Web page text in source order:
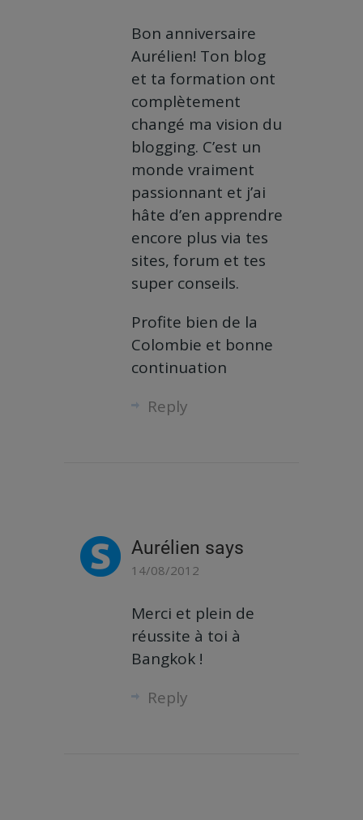
Bon anniversaire
Aurélien! Ton blog
et ta formation ont
complètement
changé ma vision du
blogging. C’est un
monde vraiment
passionnant et j’ai
hâte d’en apprendre
encore plus via tes
sites, forum et tes
super conseils.
Profite bien de la
Colombie et bonne
continuation
Reply
Aurélien says
14/08/2012
Merci et plein de
réussite à toi à
Bangkok !
Reply